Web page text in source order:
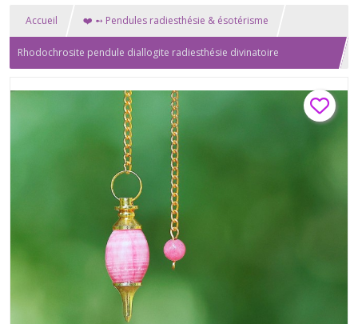
Accueil ❤️ ➻ Pendules radiesthésie & ésotérisme
Rhodochrosite pendule diallogite radiesthésie divinatoire